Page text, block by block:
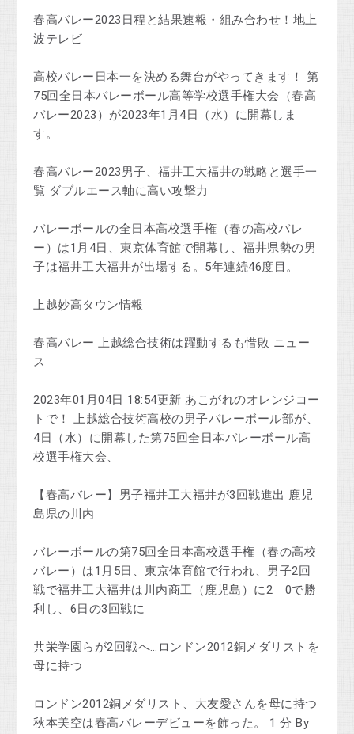
春高バレー2023日程と結果速報・組み合わせ！地上
波テレビ
高校バレー日本一を決める舞台がやってきます！ 第
75回全日本バレーボール高等学校選手権大会（春高
バレー2023）が2023年1月4日（水）に開幕しま
す。
春高バレー2023男子、福井工大福井の戦略と選手一
覧 ダブルエース軸に高い攻撃力
バレーボールの全日本高校選手権（春の高校バレ
ー）は1月4日、東京体育館で開幕し、福井県勢の男
子は福井工大福井が出場する。5年連続46度目。
上越妙高タウン情報
春高バレー 上越総合技術は躍動するも惜敗 ニュー
ス
2023年01月04日 18:54更新 あこがれのオレンジコー
トで！ 上越総合技術高校の男子バレーボール部が、
4日（水）に開幕した第75回全日本バレーボール高
校選手権大会、
【春高バレー】男子福井工大福井が3回戦進出 鹿児
島県の川内
バレーボールの第75回全日本高校選手権（春の高校
バレー）は1月5日、東京体育館で行われ、男子2回
戦で福井工大福井は川内商工（鹿児島）に2―0で勝
利し、6日の3回戦に
共栄学園らが2回戦へ…ロンドン2012銅メダリストを
母に持つ
ロンドン2012銅メダリスト、大友愛さんを母に持つ
秋本美空は春高バレーデビューを飾った。 1 分 By